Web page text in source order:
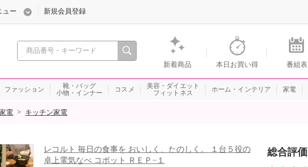
心おどる、瞬間を。通販・テレビショッピングのショップチャンネル
新着商品 本日お買い得 番組表
ュー 新規会員登録
ファッション
靴・バッグ
小物・インナー
コスメ
美容・ダイエット
フィットネス
ホーム・インテリア 家電
電 > キッチン家電
レコルト 毎日の食事を おいしく、たのしく。 １台５役の
卓上電気なべ コポット ＲＥＰ−１
総合評価